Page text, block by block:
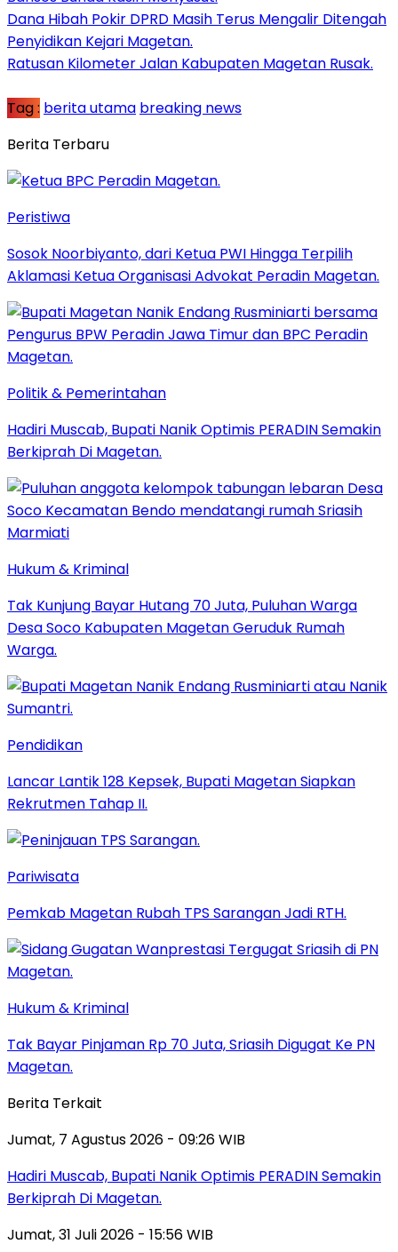
Dana Hibah Pokir DPRD Masih Terus Mengalir Ditengah
Penyidikan Kejari Magetan.
Ratusan Kilometer Jalan Kabupaten Magetan Rusak.
Tag : berita utama breaking news
Berita Terbaru
Peristiwa
Sosok Noorbiyanto, dari Ketua PWI Hingga Terpilih
Aklamasi Ketua Organisasi Advokat Peradin Magetan.
Politik & Pemerintahan
Hadiri Muscab, Bupati Nanik Optimis PERADIN Semakin
Berkiprah Di Magetan.
Hukum & Kriminal
Tak Kunjung Bayar Hutang 70 Juta, Puluhan Warga
Desa Soco Kabupaten Magetan Geruduk Rumah
Warga.
Pendidikan
Lancar Lantik 128 Kepsek, Bupati Magetan Siapkan
Rekrutmen Tahap II.
Pariwisata
Pemkab Magetan Rubah TPS Sarangan Jadi RTH.
Hukum & Kriminal
Tak Bayar Pinjaman Rp 70 Juta, Sriasih Digugat Ke PN
Magetan.
Berita Terkait
Jumat, 7 Agustus 2026 - 09:26 WIB
Hadiri Muscab, Bupati Nanik Optimis PERADIN Semakin
Berkiprah Di Magetan.
Jumat, 31 Juli 2026 - 15:56 WIB